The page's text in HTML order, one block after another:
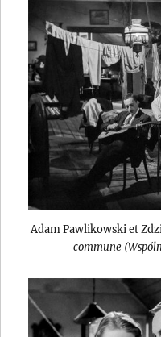
Adam Pawlikowski et
commune